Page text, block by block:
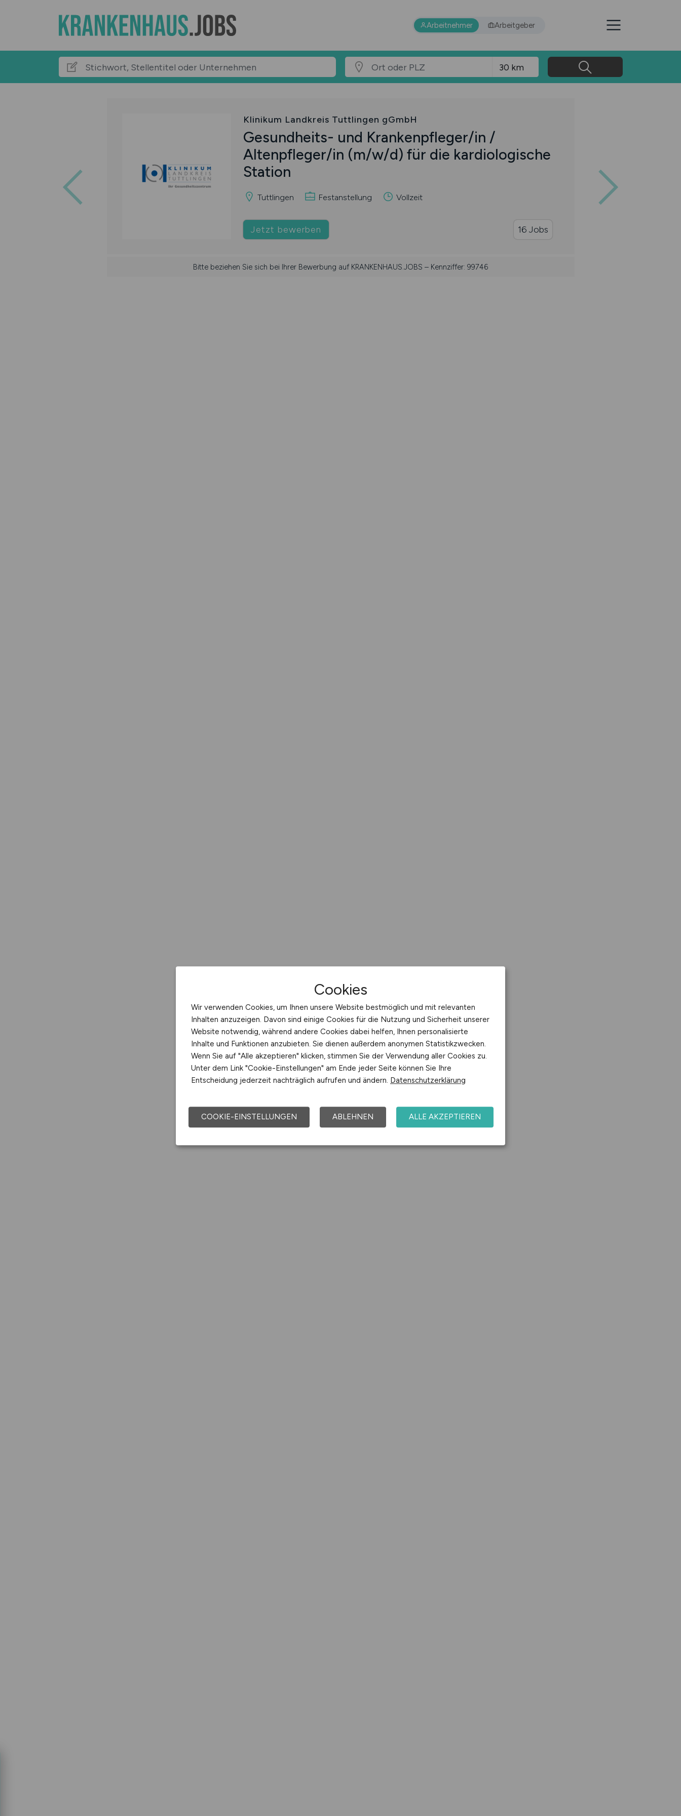
Arbeitnehmer Arbeitgeber
Klinikum Landkreis Tuttlingen gGmbH
Gesundheits- und Krankenpfleger/in /
Altenpfleger/in (m/w/d) für die kardiologische
Station
Tuttlingen Festanstellung Vollzeit
Jetzt bewerben 16 Jobs
Bitte beziehen Sie sich bei Ihrer Bewerbung auf KRANKENHAUS.JOBS – Kennziffer: 99746
Cookies
Wir verwenden Cookies, um Ihnen unsere Website bestmöglich und mit relevanten
Inhalten anzuzeigen. Davon sind einige Cookies für die Nutzung und Sicherheit unserer
Website notwendig, während andere Cookies dabei helfen, Ihnen personalisierte
Inhalte und Funktionen anzubieten. Sie dienen außerdem anonymen Statistikzwecken.
Wenn Sie auf "Alle akzeptieren" klicken, stimmen Sie der Verwendung aller Cookies zu.
Unter dem Link "Cookie-Einstellungen" am Ende jeder Seite können Sie Ihre
Entscheidung jederzeit nachträglich aufrufen und ändern. Datenschutzerklärung
COOKIE-EINSTELLUNGEN ABLEHNEN ALLE AKZEPTIEREN